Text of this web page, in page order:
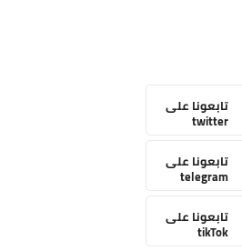
تابعونا على
twitter
تابعونا على
telegram
تابعونا على
tikTok